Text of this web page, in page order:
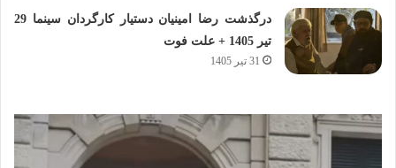
درگذشت رضا امینیان دستیار کارگردان سینما 29
تیر 1405 + علت فوت
31 تیر 1405